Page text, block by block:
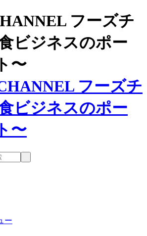
フーズチ
ビジネスのポー
〜
ー